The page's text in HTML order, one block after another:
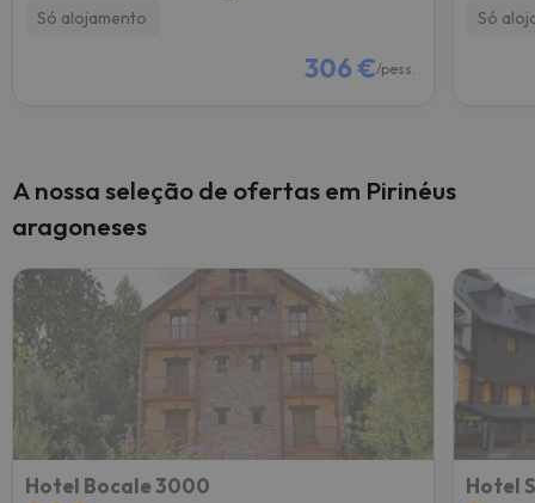
Só alojamento
306 €/pess.
Só
A nossa seleção de ofertas em Pirinéus
aragoneses
Hotel Bocale 3000 Hotel